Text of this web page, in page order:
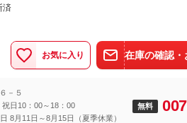
済
お気に入り 在庫の確認・
－５
日10：00～18：00
定休日：水曜日、第2火曜日、第4火曜日 8月11日～8月15日（夏季休業）
無料